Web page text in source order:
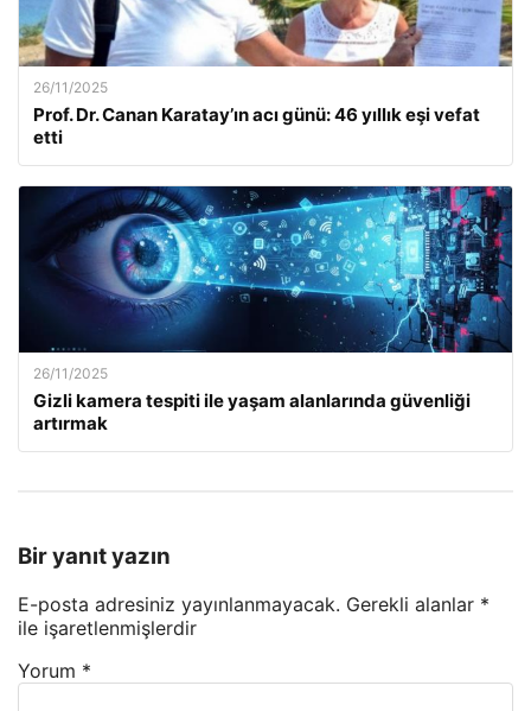
26/11/2025
Prof. Dr. Canan Karatay’ın acı günü: 46 yıllık eşi vefat
etti
26/11/2025
Gizli kamera tespiti ile yaşam alanlarında güvenliği
artırmak
Bir yanıt yazın
E-posta adresiniz yayınlanmayacak. Gerekli alanlar *
ile işaretlenmişlerdir
Yorum *